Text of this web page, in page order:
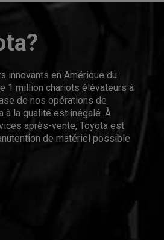
innovants en Amérique du
1 million chariots élévateurs à
de nos opérations de
à la qualité est inégalé. À
après-vente, Toyota est
de matériel possible